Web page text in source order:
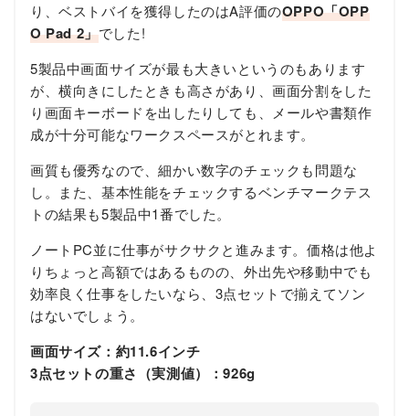
り、ベストバイを獲得したのはA評価のOPPO「OPP
O Pad 2」でした!
5製品中画面サイズが最も大きいというのもあります
が、横向きにしたときも高さがあり、画面分割をした
り画面キーボードを出したりしても、メールや書類作
成が十分可能なワークスペースがとれます。
画質も優秀なので、細かい数字のチェックも問題な
し。また、基本性能をチェックするベンチマークテス
トの結果も5製品中1番でした。
ノートPC並に仕事がサクサクと進みます。価格は他よ
りちょっと高額ではあるものの、外出先や移動中でも
効率良く仕事をしたいなら、3点セットで揃えてソン
はないでしょう。
画面サイズ：約11.6インチ
3点セットの重さ（実測値）：926g